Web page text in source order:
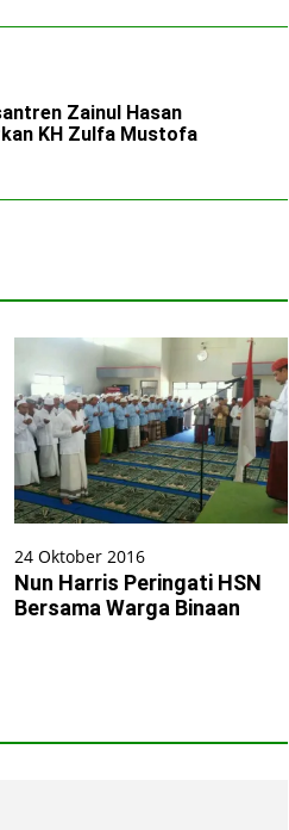
Zainul Hasan
KH Zulfa Mustofa
24 Oktober 2016
Nun Harris Peringati HSN
Bersama Warga Binaan